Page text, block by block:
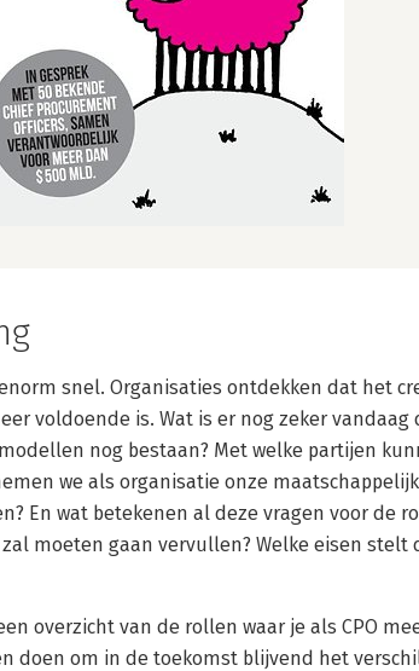
snel. Organisaties ontdekken dat het
voldoende is. Wat is er nog zeker vandaag
nog bestaan? Met welke partijen
we als organisatie onze
En wat betekenen al deze vragen voor de rol
moeten gaan vervullen? Welke eisen
een overzicht van de rollen waar je als CPO
doen om in de toekomst blijvend het